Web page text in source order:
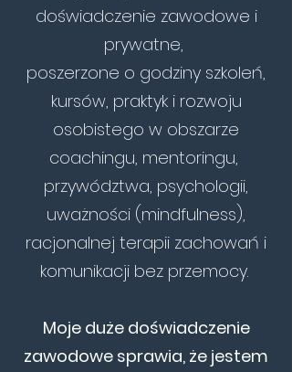
doświadczenie zawodowe i
prywatne,
poszerzone o godziny szkoleń,
kursów, praktyk i rozwoju
osobistego w obszarze
coachingu, mentoringu,
przywództwa, psychologii,
uważności (mindfulness),
racjonalnej terapii zachowań i
komunikacji bez przemocy.
Moje duże doświadczenie
zawodowe sprawia, że jestem